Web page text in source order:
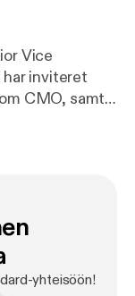
Vice
har inviteret
CMO, samt
Danmarks
yhteisöön!